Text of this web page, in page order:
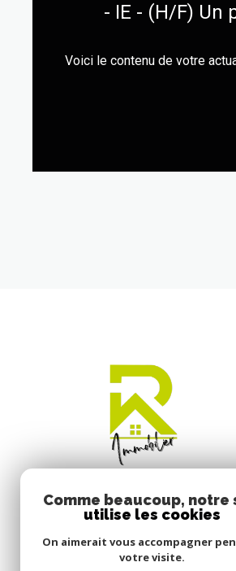
- IE - (H/F) Un poste
de l'Hérault
Voici le contenu de votre
Comme beaucoup, notre
utilise les cookies
On aimerait vous accompagner
votre visite.